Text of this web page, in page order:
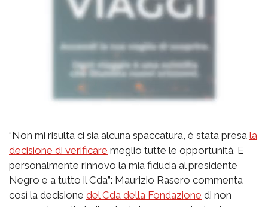
“Non mi risulta ci sia alcuna spaccatura, è stata presa la
decisione di verificare meglio tutte le opportunità. E
personalmente rinnovo la mia fiducia al presidente
Negro e a tutto il Cda”: Maurizio Rasero commenta
così la decisione del Cda della Fondazione di non